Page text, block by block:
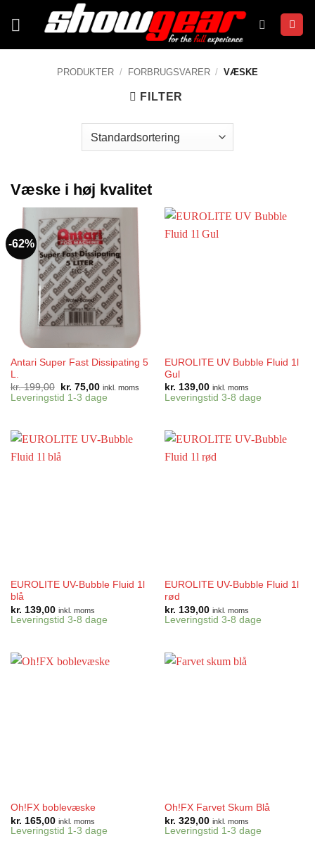
PRODUKTER / FORBRUGSVARER / VÆSKE
FILTER
Væske i høj kvalitet
-62%
Antari Super Fast Dissipating 5
kr.199,00
Den
oprindelige
kr. 75,00Den
aktuelle
pris
inkl. moms
Leveringstid 1-3 dage
EUROLITE UV Bubble Fluid 1l
Gul
kr. 139,00 inkl. moms
Leveringstid 3-8 dage
EUROLITE UV-Bubble Fluid 1l
blå
kr. 139,00 inkl. moms
Leveringstid 3-8 dage
EUROLITE UV-Bubble Fluid 1l
rød
kr. 139,00 inkl. moms
Leveringstid 3-8 dage
Oh!FX boblevæske
kr. 165,00 inkl. moms
Leveringstid 1-3 dage
Oh!FX Farvet Skum Blå
kr. 329,00 inkl. moms
Leveringstid 1-3 dage